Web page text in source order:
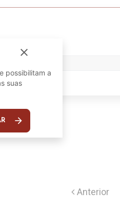
close
possibilitam a
suas
arrow_forward